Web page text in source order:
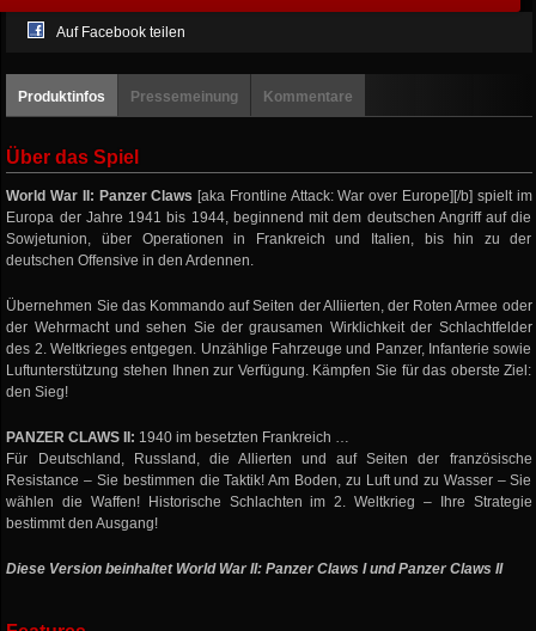
Auf Facebook teilen
Produktinfos Pressemeinung Kommentare
Über das Spiel
World War II: Panzer Claws [aka Frontline Attack: War over Europe][/b] spielt im
Europa der Jahre 1941 bis 1944, beginnend mit dem deutschen Angriff auf die
Sowjetunion, über Operationen in Frankreich und Italien, bis hin zu der
deutschen Offensive in den Ardennen.
Übernehmen Sie das Kommando auf Seiten der Alliierten, der Roten Armee oder
der Wehrmacht und sehen Sie der grausamen Wirklichkeit der Schlachtfelder
des 2. Weltkrieges entgegen. Unzählige Fahrzeuge und Panzer, Infanterie sowie
Luftunterstützung stehen Ihnen zur Verfügung. Kämpfen Sie für das oberste Ziel:
den Sieg!
PANZER CLAWS II: 1940 im besetzten Frankreich …
Für Deutschland, Russland, die Allierten und auf Seiten der französische
Resistance – Sie bestimmen die Taktik! Am Boden, zu Luft und zu Wasser – Sie
wählen die Waffen! Historische Schlachten im 2. Weltkrieg – Ihre Strategie
bestimmt den Ausgang!
Diese Version beinhaltet World War II: Panzer Claws I und Panzer Claws II